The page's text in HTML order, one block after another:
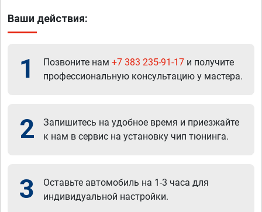
Ваши действия:
1 Позвоните нам +7 383 235-91-17 и получите
профессиональную консультацию у мастера.
2
Запишитесь на удобное время и приезжайте
к нам в сервис на установку чип тюнинга.
3
Оставьте автомобиль на 1-3 часа для
индивидуальной настройки.